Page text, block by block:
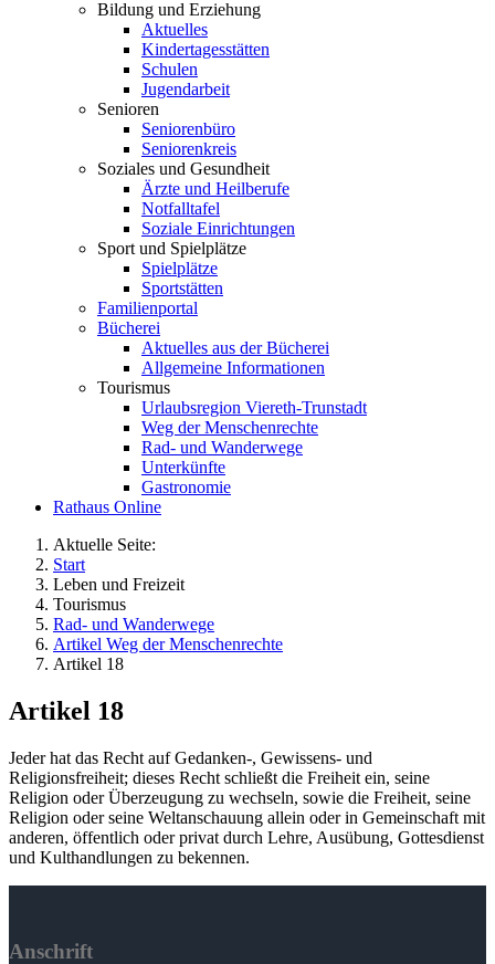
Bildung und Erziehung
Aktuelles
Kindertagesstätten
Schulen
Jugendarbeit
Senioren
Seniorenbüro
Seniorenkreis
Soziales und Gesundheit
Ärzte und Heilberufe
Notfalltafel
Soziale Einrichtungen
Sport und Spielplätze
Spielplätze
Sportstätten
Familienportal
Bücherei
Aktuelles aus der Bücherei
Allgemeine Informationen
Tourismus
Urlaubsregion Viereth-Trunstadt
Weg der Menschenrechte
Rad- und Wanderwege
Unterkünfte
Gastronomie
Rathaus Online
Aktuelle Seite:
Start
Leben und Freizeit
Tourismus
Rad- und Wanderwege
Artikel Weg der Menschenrechte
Artikel 18
Artikel 18
Jeder hat das Recht auf Gedanken-, Gewissens- und
Religionsfreiheit; dieses Recht schließt die Freiheit ein, seine
Religion oder Überzeugung zu wechseln, sowie die Freiheit, seine
Religion oder seine Weltanschauung allein oder in Gemeinschaft mit
anderen, öffentlich oder privat durch Lehre, Ausübung, Gottesdienst
und Kulthandlungen zu bekennen.
Anschrift